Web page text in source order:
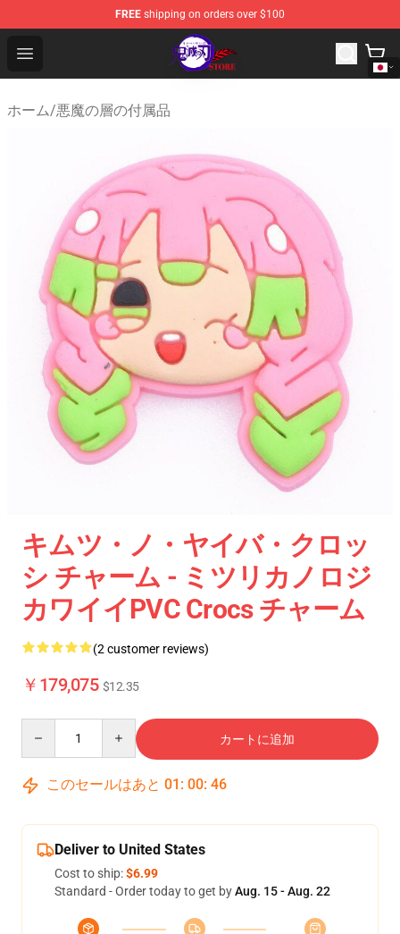
FREE shipping on orders over $100
Open menu
Kimetsu no Yaiba Store - Official Kimetsu no Yaiba
ホーム/悪魔の層の付属品
キムツ・ノ・ヤイバ・クロッ
シ チャーム - ミツリカノロジ
カワイイPVC Crocs チャーム
(2 customer reviews)
￥179,075 $12.35
カートに追加
このセールはあと 01 : 00: 46
Deliver to United States
Cost to ship:$6.99
Standard - Order today to get byAug. 15 - Aug. 22